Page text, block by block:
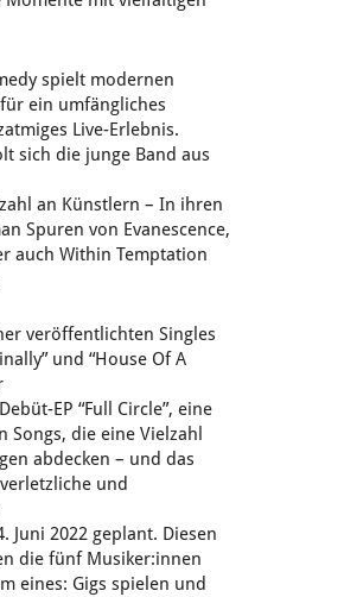
spielt modernen
ein umfängliches
Live-Erlebnis.
sich die junge Band aus
an Künstlern – In ihren
Spuren von Evanescence,
auch Within Temptation
veröffentlichten Singles
und “House Of A
EP “Full Circle”, eine
Songs, die eine Vielzahl
abdecken – und das
und
Juni 2022 geplant. Diesen
die fünf Musiker:innen
eines: Gigs spielen und